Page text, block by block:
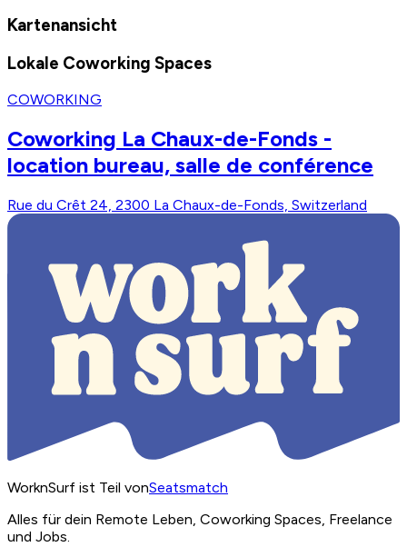
Kartenansicht
Lokale Coworking Spaces
COWORKING
Coworking La Chaux-de-Fonds -
location bureau, salle de conférence
Rue du Crêt 24, 2300 La Chaux-de-Fonds, Switzerland
WorknSurf ist Teil vonSeatsmatch
Alles für dein Remote Leben, Coworking Spaces, Freelance
und Jobs.